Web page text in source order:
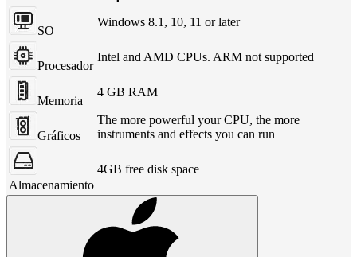
SO
Windows 8.1, 10, 11 or later
Procesador
Intel and AMD CPUs. ARM not supported
Memoria
4 GB RAM
Gráficos
The more powerful your CPU, the more
instruments and effects you can run
Almacenamiento
4GB free disk space